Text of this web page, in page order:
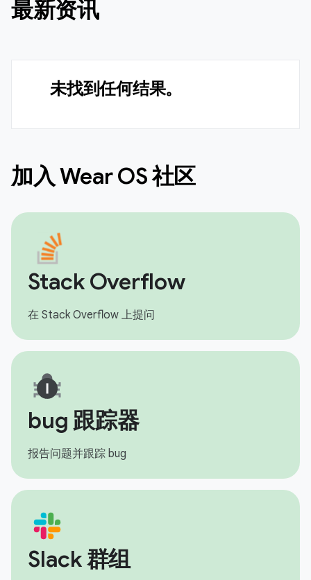
最新资讯
未找到任何结果。
加入 Wear OS 社区
Stack Overflow
在 Stack Overflow 上提问
bug 跟踪器
报告问题并跟踪 bug
Slack 群组